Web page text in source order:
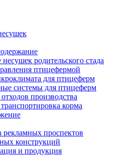
родительского стада
птицефермой
для птицеферм
системы для птицеферм
производства
корма
рекламных проспектов
конструкций
и продукция